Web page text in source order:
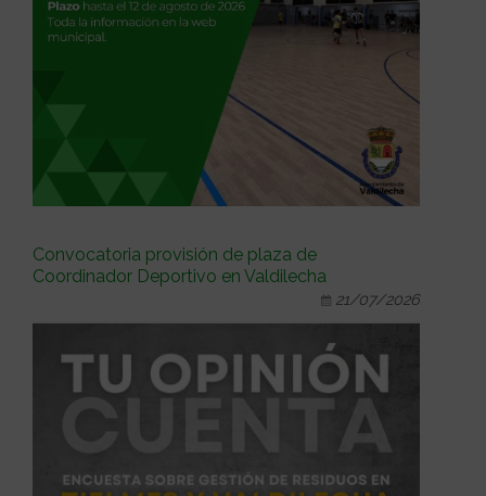
Convocatoria provisión de plaza de
Coordinador Deportivo en Valdilecha
21/07/2026